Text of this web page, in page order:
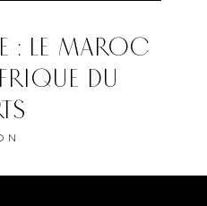
: LE MAROC
DU